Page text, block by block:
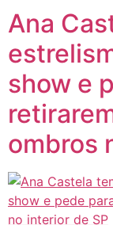
Ana
show e
ombros